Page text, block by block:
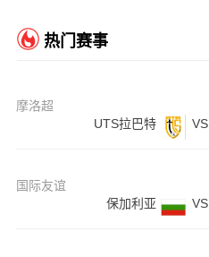
热门赛事
摩洛超
UTS拉巴特
VS
国际友谊
保加利亚
VS